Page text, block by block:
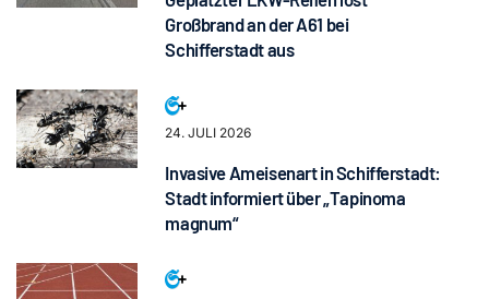
Großbrand an der A61 bei
Schifferstadt aus
24. JULI 2026
Invasive Ameisenart in Schifferstadt:
Stadt informiert über „Tapinoma
magnum“